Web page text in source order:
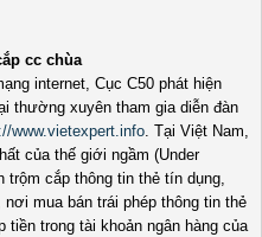
cc chùa
internet, Cục C50 phát hiện
thường xuyên tham gia diễn đàn
www.vietexpert.info. Tại Việt Nam,
của thế giới ngầm (Under
trộm cắp thông tin thẻ tín dụng,
mua bán trái phép thông tin thẻ
trong tài khoản ngân hàng của